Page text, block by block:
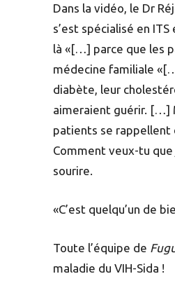
Dans la vidéo, le Dr
s’est spécialisé en
là «[…] parce que les
médecine familiale
diabète, leur
aimeraient guérir. […]
patients se rappellent
Comment veux-tu
sourire.
«C’est quelqu’un de
Toute l’équipe de
maladie du VIH-Sida !